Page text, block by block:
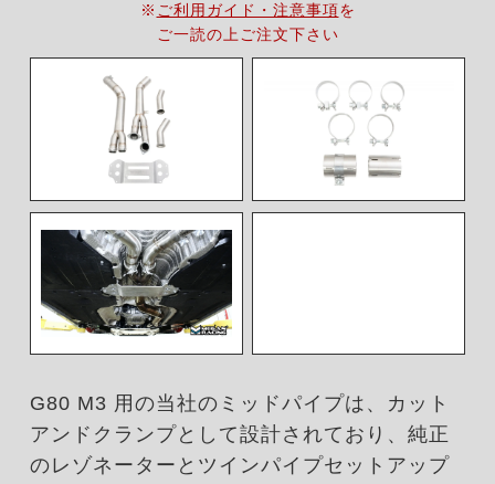
※ ご利用ガイド・注意事項を
ご一読の上ご注文下さい
G80 M3 用の当社のミッドパイプは、カット
アンドクランプとして設計されており、純正
のレゾネーターとツインパイプセットアップ